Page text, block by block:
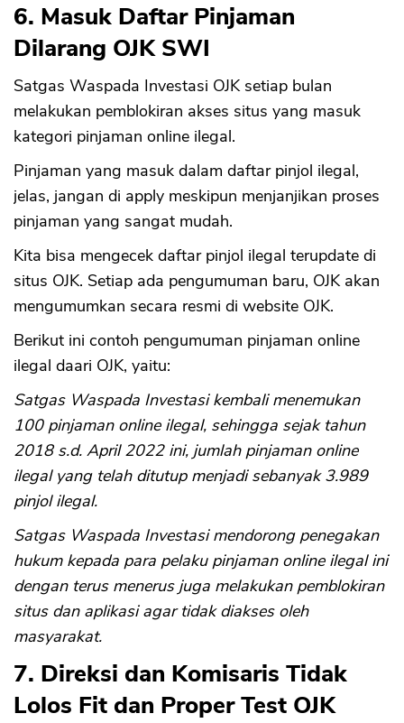
6. Masuk Daftar Pinjaman
Dilarang OJK SWI
Satgas Waspada Investasi OJK setiap bulan
melakukan pemblokiran akses situs yang masuk
kategori pinjaman online ilegal.
Pinjaman yang masuk dalam daftar pinjol ilegal,
jelas, jangan di apply meskipun menjanjikan proses
pinjaman yang sangat mudah.
Kita bisa mengecek daftar pinjol ilegal terupdate di
situs OJK. Setiap ada pengumuman baru, OJK akan
mengumumkan secara resmi di website OJK.
Berikut ini contoh pengumuman pinjaman online
ilegal daari OJK, yaitu:
Satgas Waspada Investasi kembali menemukan
100 pinjaman online ilegal, sehingga sejak tahun
2018 s.d. April 2022 ini, jumlah pinjaman online
ilegal yang telah ditutup menjadi sebanyak 3.989
pinjol ilegal.
Satgas Waspada Investasi mendorong penegakan
hukum kepada para pelaku pinjaman online ilegal ini
dengan terus menerus juga melakukan pemblokiran
situs dan aplikasi agar tidak diakses oleh
masyarakat.
7. Direksi dan Komisaris Tidak
Lolos Fit dan Proper Test OJK